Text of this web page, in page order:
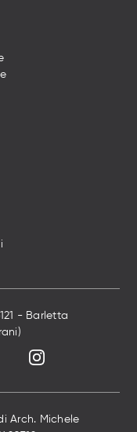
- Barletta
Arch. Michele